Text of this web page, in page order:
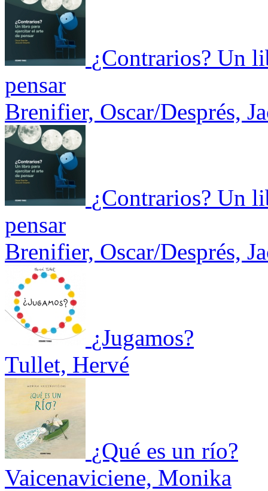
¿Contrarios? Un
pensar
Brenifier, Oscar/Després,
¿Contrarios? Un
pensar
Brenifier, Oscar/Després,
¿Jugamos?
Tullet, Hervé
¿Qué es un río?
Vaicenaviciene, Monika